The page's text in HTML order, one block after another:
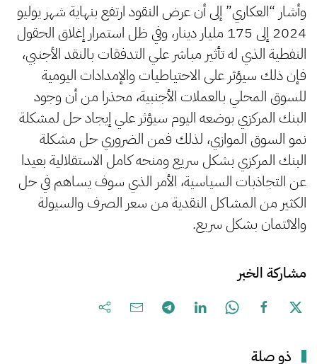
وأشار “العكاري” إلى أن عرض النقود ارتفع بنهاية شهر يوليو
2024 إلى 175 مليار دينار، وفي ظل استمرار إغلاق الحقول
النفطية الذي له تأثير مباشر علي التدفقات بالنقد الأجنبي،
فإن ذلك سيؤثر على الاحتياطيات والإمدادات اليومية
للسوق المحلي بالعملات الأجنبية، محذرا من أن وجود
البنك المركزي بوضعه اليوم سيؤثر علي إيجاد حل لمشكلة
نمو السوق الموازي، لذلك فمن الضروري حل مشكلة
البنك المركزي بشكل سريع ومنحه كامل الاستقلالية بعيدا
عن التجاذبات السياسية، الأمر الذي سوف يساهم في حل
الكثير من المشاكل النقدية من سعر الصرف والسيولة
والائتمان بشكل سريع.
مشاركة الخبر
ذو صلة